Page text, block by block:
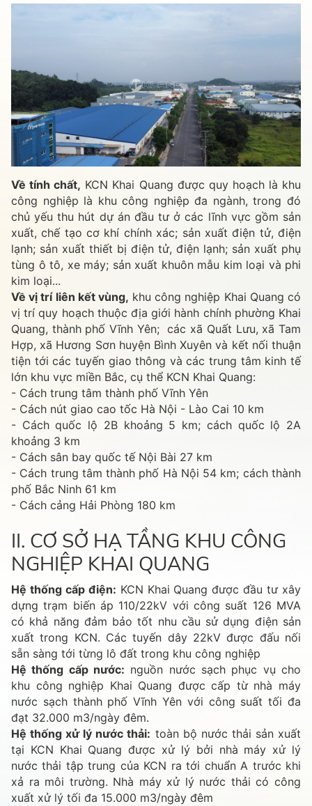
Về tính chất, KCN Khai Quang được quy hoạch là khu
công nghiệp là khu công nghiệp đa ngành, trong đó
chủ yếu thu hút dự án đầu tư ở các lĩnh vực gồm sản
xuất, chế tạo cơ khí chính xác; sản xuất điện tử, điện
lạnh; sản xuất thiết bị điện tử, điện lạnh; sản xuất phụ
tùng ô tô, xe máy; sản xuất khuôn mẫu kim loại và phi
kim loại...
Về vị trí liên kết vùng, khu công nghiệp Khai Quang có
vị trí quy hoạch thuộc địa giới hành chính phường Khai
Quang, thành phố Vĩnh Yên; các xã Quất Lưu, xã Tam
Hợp, xã Hương Sơn huyện Bình Xuyên và kết nối thuận
tiện tới các tuyến giao thông và các trung tâm kinh tế
lớn khu vực miền Bắc, cụ thể KCN Khai Quang:
- Cách trung tâm thành phố Vĩnh Yên
- Cách nút giao cao tốc Hà Nội - Lào Cai 10 km
- Cách quốc lộ 2B khoảng 5 km; cách quốc lộ 2A
khoảng 3 km
- Cách sân bay quốc tế Nội Bài 27 km
- Cách trung tâm thành phố Hà Nội 54 km; cách thành
phố Bắc Ninh 61 km
- Cách cảng Hải Phòng 180 km
II. CƠ SỞ HẠ TẦNG KHU CÔNG
NGHIỆP KHAI QUANG
Hệ thống cấp điện: KCN Khai Quang được đầu tư xây
dựng trạm biến áp 110/22kV với công suất 126 MVA
có khả năng đảm bảo tốt nhu cầu sử dụng điện sản
xuất trong KCN. Các tuyến dây 22kV được đấu nối
sẵn sàng tới từng lô đất trong khu công nghiệp
Hệ thống cấp nước: nguồn nước sạch phục vụ cho
khu công nghiệp Khai Quang được cấp từ nhà máy
nước sạch thành phố Vĩnh Yên với công suất tối đa
đạt 32.000 m3/ngày đêm.
Hệ thống xử lý nước thải: toàn bộ nước thải sản xuất
tại KCN Khai Quang được xử lý bởi nhà máy xử lý
nước thải tập trung của KCN ra tới chuẩn A trước khi
xả ra môi trường. Nhà máy xử lý nước thải có công
xuất xử lý tối đa 15.000 m3/ngày đêm